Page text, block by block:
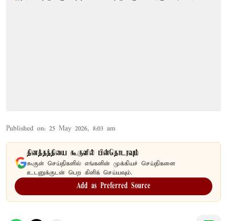
Published on: 25 May 2026, 8:03 am
தினத்தந்தியை கூகுளில் பின்தொடரவும்
கூகுள் செய்திகளில் எங்களின் முக்கியச் செய்திகளை
உடனுக்குடன் பெற கிளிக் செய்யவும்.
Add as Preferred Source